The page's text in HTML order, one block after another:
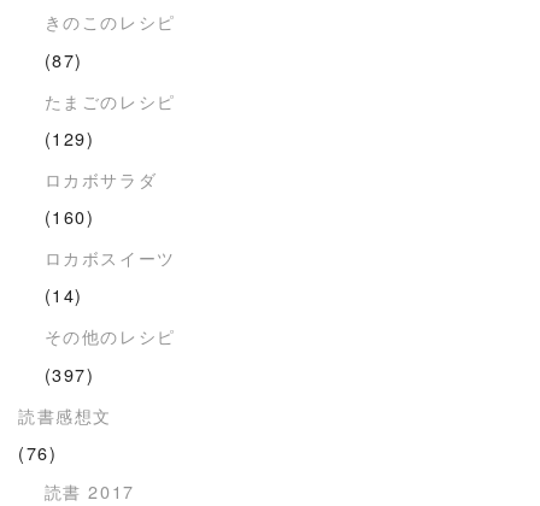
きのこのレシピ
(87)
たまごのレシピ
(129)
ロカボサラダ
(160)
ロカボスイーツ
(14)
その他のレシピ
(397)
読書感想文
(76)
読書 2017